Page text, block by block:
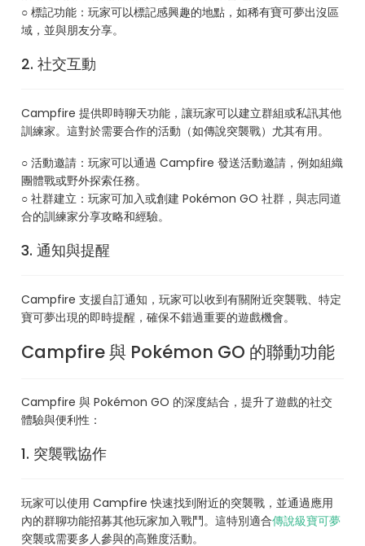
○ 標記功能：玩家可以標記感興趣的地點，如稀有寶可夢出沒區
域，並與朋友分享。
2. 社交互動
Campfire 提供即時聊天功能，讓玩家可以建立群組或私訊其他
訓練家。這對於需要合作的活動（如傳說突襲戰）尤其有用。
○ 活動邀請：玩家可以通過 Campfire 發送活動邀請，例如組織
團體戰或野外探索任務。
○ 社群建立：玩家可加入或創建 Pokémon GO 社群，與志同道
合的訓練家分享攻略和經驗。
3. 通知與提醒
Campfire 支援自訂通知，玩家可以收到有關附近突襲戰、特定
寶可夢出現的即時提醒，確保不錯過重要的遊戲機會。
Campfire 與 Pokémon GO 的聯動功能
Campfire 與 Pokémon GO 的深度結合，提升了遊戲的社交
體驗與便利性：
1. 突襲戰協作
玩家可以使用 Campfire 快速找到附近的突襲戰，並通過應用
內的群聊功能招募其他玩家加入戰鬥。這特別適合傳說級寶可夢
突襲或需要多人參與的高難度活動。